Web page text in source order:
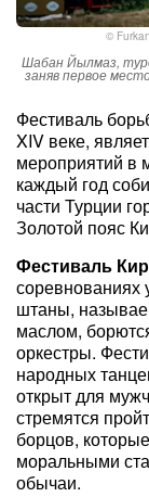
©
Шабан Йылмаз,
заняв первое
Фестиваль
XIV веке,
мероприятий в
каждый год
части Турции
Золотой пояс
Фестиваль
соревнованиях
штаны,
маслом,
оркестры.
народных
открыт для
стремятся
борцов,
моральными
обычаи.